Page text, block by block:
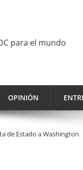
para el mundo
OPINIÓN
de Estado a Washington